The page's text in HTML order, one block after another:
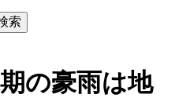
の豪雨は地